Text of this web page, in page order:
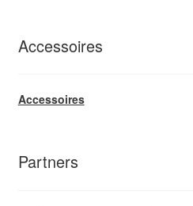
Accessoires
Accessoires
Partners